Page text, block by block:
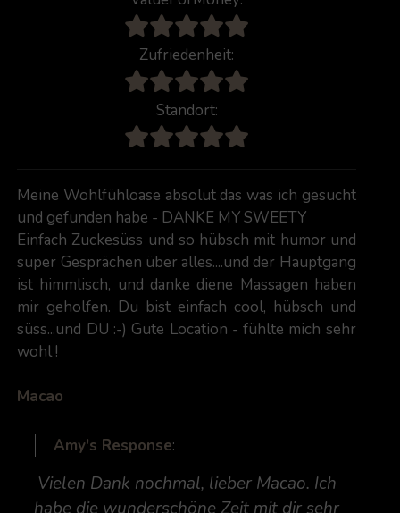
Zufriedenheit:
Standort:
Meine Wohlfühloase absolut das was ich gesucht
und gefunden habe - DANKE MY SWEETY
Einfach Zuckesüss und so hübsch mit humor und
super Gesprächen über alles....und der Hauptgang
ist himmlisch, und danke diene Massagen haben
mir geholfen. Du bist einfach cool, hübsch und
süss...und DU :-) Gute Location - fühlte mich sehr
wohl !
Macao
Amy's Response:
Vielen Dank nochmal, lieber Macao. Ich